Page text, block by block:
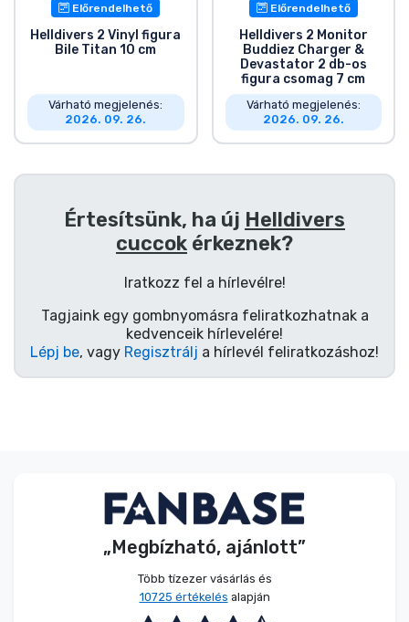
Előrendelhető
Helldivers 2 Vinyl figura
Bile Titan 10 cm
Várható megjelenés:
2026. 09. 26.
Előrendelhető
Helldivers 2 Monitor
Buddiez Charger &
Devastator 2 db-os
figura csomag 7 cm
Várható megjelenés:
2026. 09. 26.
Értesítsünk, ha új Helldivers
cuccok érkeznek?
Iratkozz fel a hírlevélre!
Tagjaink egy gombnyomásra feliratkozhatnak a
kedvenceik hírlevelére!
Lépj be, vagy Regisztrálj a hírlevél feliratkozáshoz!
„Megbízható, ajánlott”
Több tízezer vásárlás és
10725 értékelés alapján